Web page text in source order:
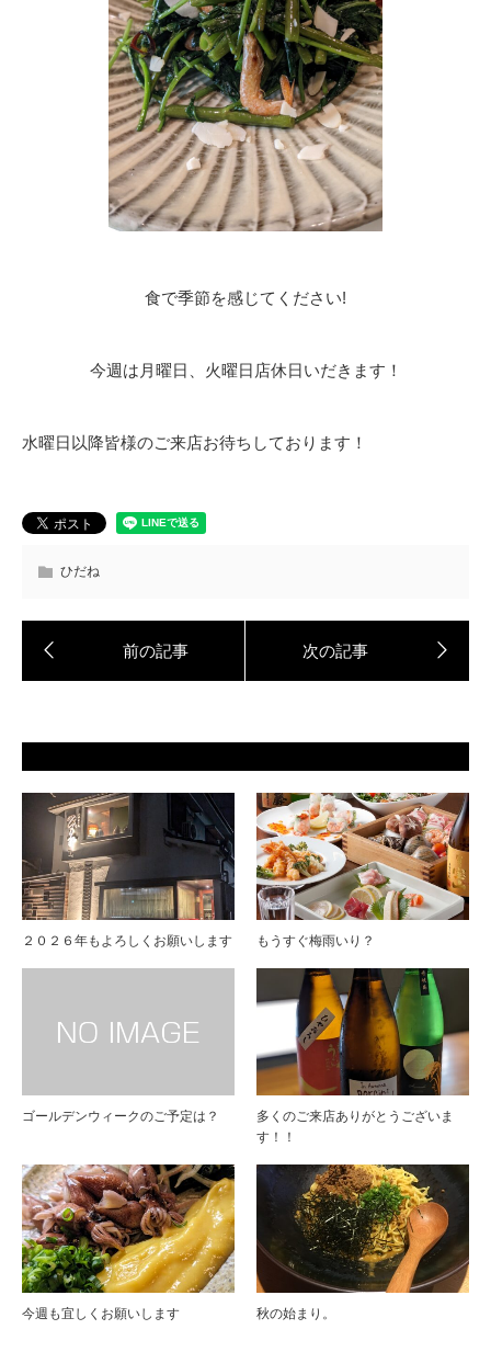
食で季節を感じてください!
今週は月曜日、火曜日店休日いだきます！
水曜日以降皆様のご来店お待ちしております！
ひだね
２０２６年もよろしくお願いします もうすぐ梅雨いり？
ゴールデンウィークのご予定は？
多くのご来店ありがとうございま
す！！
今週も宜しくお願いします 秋の始まり。